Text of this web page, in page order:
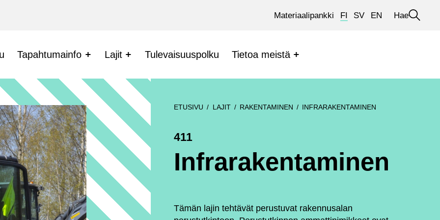
Materiaalipankki FI SV EN
Avaa
Hae
Tapahtumainfo Lajit Tulevaisuuspolku Tietoa meistä
ETUSIVU LAJIT RAKENTAMINEN INFRARAKENTAMINEN
411
Infrarakentaminen
Tämän lajin tehtävät perustuvat rakennusalan